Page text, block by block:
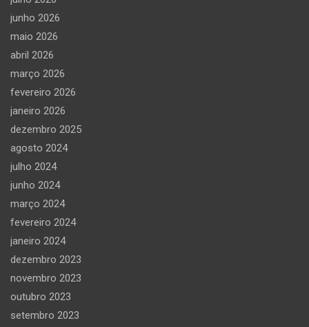
junho 2026
maio 2026
abril 2026
março 2026
fevereiro 2026
janeiro 2026
dezembro 2025
agosto 2024
julho 2024
junho 2024
março 2024
fevereiro 2024
janeiro 2024
dezembro 2023
novembro 2023
outubro 2023
setembro 2023